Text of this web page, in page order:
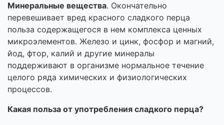
Минеральные вещества. Окончательно
перевешивает вред красного сладкого перца
польза содержащегося в нем комплекса ценных
микроэлементов. Железо и цинк, фосфор и магний,
йод, фтор, калий и другие минералы
поддерживают в организме нормальное течение
целого ряда химических и физиологических
процессов.
Какая польза от употребления сладкого перца?